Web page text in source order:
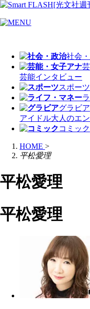
社会
芸能インタビュー
スポーツ
グラビア
アイドル大人のエ
コミック
HOME >
平松愛理
平松愛理
平松愛理